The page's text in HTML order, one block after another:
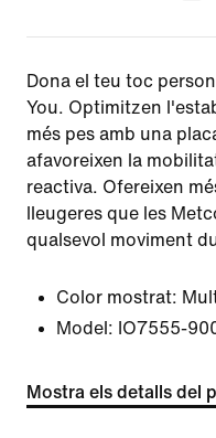
Dona el teu toc
You. Optimitzen
més pes amb una
afavoreixen la
reactiva. Ofereixen
lleugeres que les
qualsevol moviment
Color mostrat:
Model: IO7555-
Mostra els detalls del